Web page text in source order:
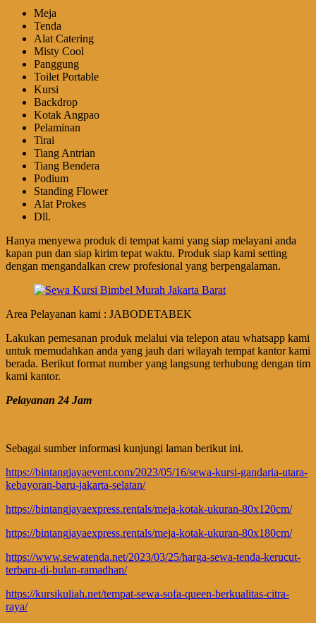
Meja
Tenda
Alat Catering
Misty Cool
Panggung
Toilet Portable
Kursi
Backdrop
Kotak Angpao
Pelaminan
Tirai
Tiang Antrian
Tiang Bendera
Podium
Standing Flower
Alat Prokes
Dll.
Hanya menyewa produk di tempat kami yang siap melayani anda
kapan pun dan siap kirim tepat waktu. Produk siap kami setting
dengan mengandalkan crew profesional yang berpengalaman.
Area Pelayanan kami : JABODETABEK
Lakukan pemesanan produk melalui via telepon atau whatsapp kami
untuk memudahkan anda yang jauh dari wilayah tempat kantor kami
berada. Berikut format number yang langsung terhubung dengan tim
kami kantor.
Pelayanan 24 Jam
Sebagai sumber informasi kunjungi laman berikut ini.
https://bintangjayaevent.com/2023/05/16/sewa-kursi-gandaria-utara-
kebayoran-baru-jakarta-selatan/
https://bintangjayaexpress.rentals/meja-kotak-ukuran-80x120cm/
https://bintangjayaexpress.rentals/meja-kotak-ukuran-80x180cm/
https://www.sewatenda.net/2023/03/25/harga-sewa-tenda-kerucut-
terbaru-di-bulan-ramadhan/
https://kursikuliah.net/tempat-sewa-sofa-queen-berkualitas-citra-
raya/